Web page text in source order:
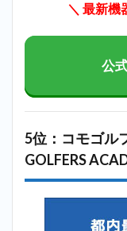
＼ 最新機
公
5位：コモゴル
GOLFERS